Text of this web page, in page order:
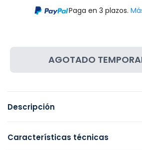
Paga en 3 plazos.
AGOTADO
Descripción
Características técnicas